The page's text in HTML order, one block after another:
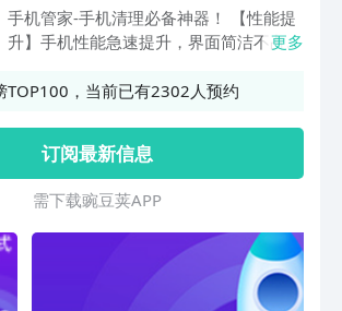
手机管家-手机清理必备神器！ 【性能提
升】手机性能急速提升，界面简洁不占空
动项管理 【深度清理】自主研发超深度
短信、通话、浏览记录自主选择清理，管
更多
TOP100，当前已有2302人预约
订阅最新信息
需 下 载 豌 豆 荚 A P P